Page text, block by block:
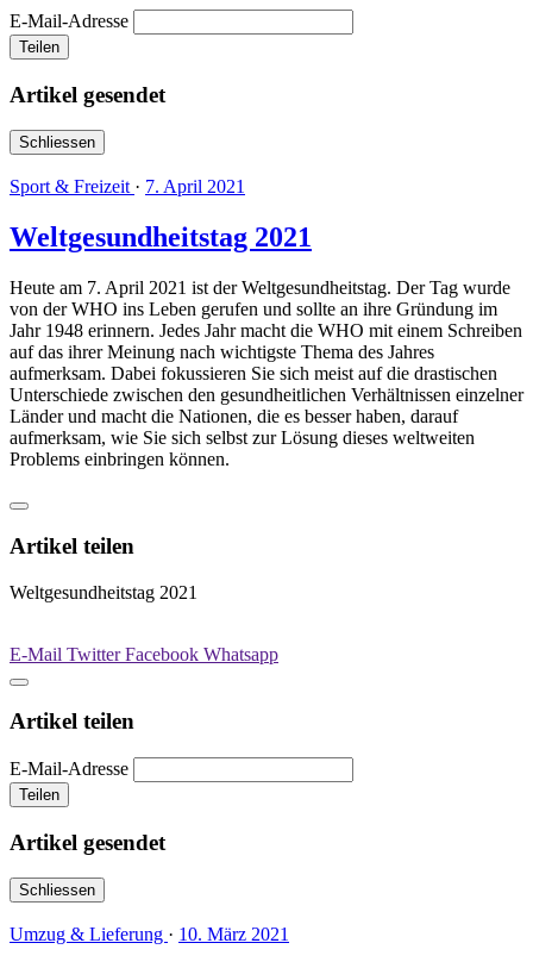
E-Mail-Adresse
Teilen
Artikel gesendet
Schliessen
Sport & Freizeit · 7. April 2021
Weltgesundheitstag 2021
Heute am 7. April 2021 ist der Weltgesundheitstag. Der Tag wurde
von der WHO ins Leben gerufen und sollte an ihre Gründung im
Jahr 1948 erinnern. Jedes Jahr macht die WHO mit einem Schreiben
auf das ihrer Meinung nach wichtigste Thema des Jahres
aufmerksam. Dabei fokussieren Sie sich meist auf die drastischen
Unterschiede zwischen den gesundheitlichen Verhältnissen einzelner
Länder und macht die Nationen, die es besser haben, darauf
aufmerksam, wie Sie sich selbst zur Lösung dieses weltweiten
Problems einbringen können.
Artikel teilen
Weltgesundheitstag 2021
E-Mail TwitterFacebook Whatsapp
Artikel teilen
E-Mail-Adresse
Teilen
Artikel gesendet
Schliessen
Umzug & Lieferung · 10. März 2021